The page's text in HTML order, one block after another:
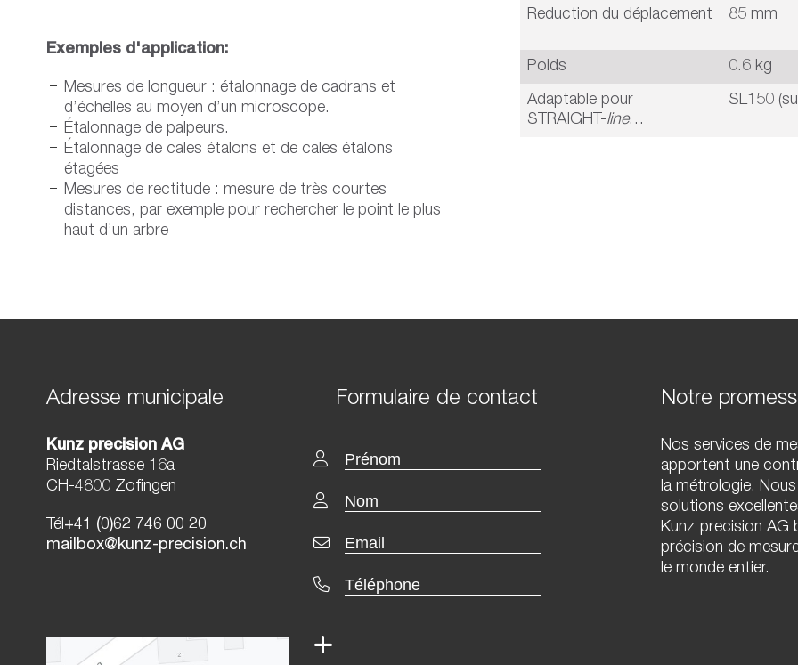
Exemples d'application:
Mesures de longueur : étalonnage de cadrans et
d’échelles au moyen d’un microscope.
Étalonnage de palpeurs.
Étalonnage de cales étalons et de cales étalons
étagées
Mesures de rectitude : mesure de très courtes
distances, par exemple pour rechercher le point le plus
haut d’un arbre
Reduction du déplacement
Poids
Adaptable pour
STRAIGHT-line…
85 mm
0.6 kg
SL150
Adresse municipale
Kunz precision AG
Riedtalstrasse 16a
CH-4800 Zofingen
Tél+41 (0)62 746 00 20
mailbox@kunz-precision.ch
Formulaire de contact Notre
Nos services de
apportent une
la métrologie.
solutions
Kunz precision AG
précision de
le monde entier.